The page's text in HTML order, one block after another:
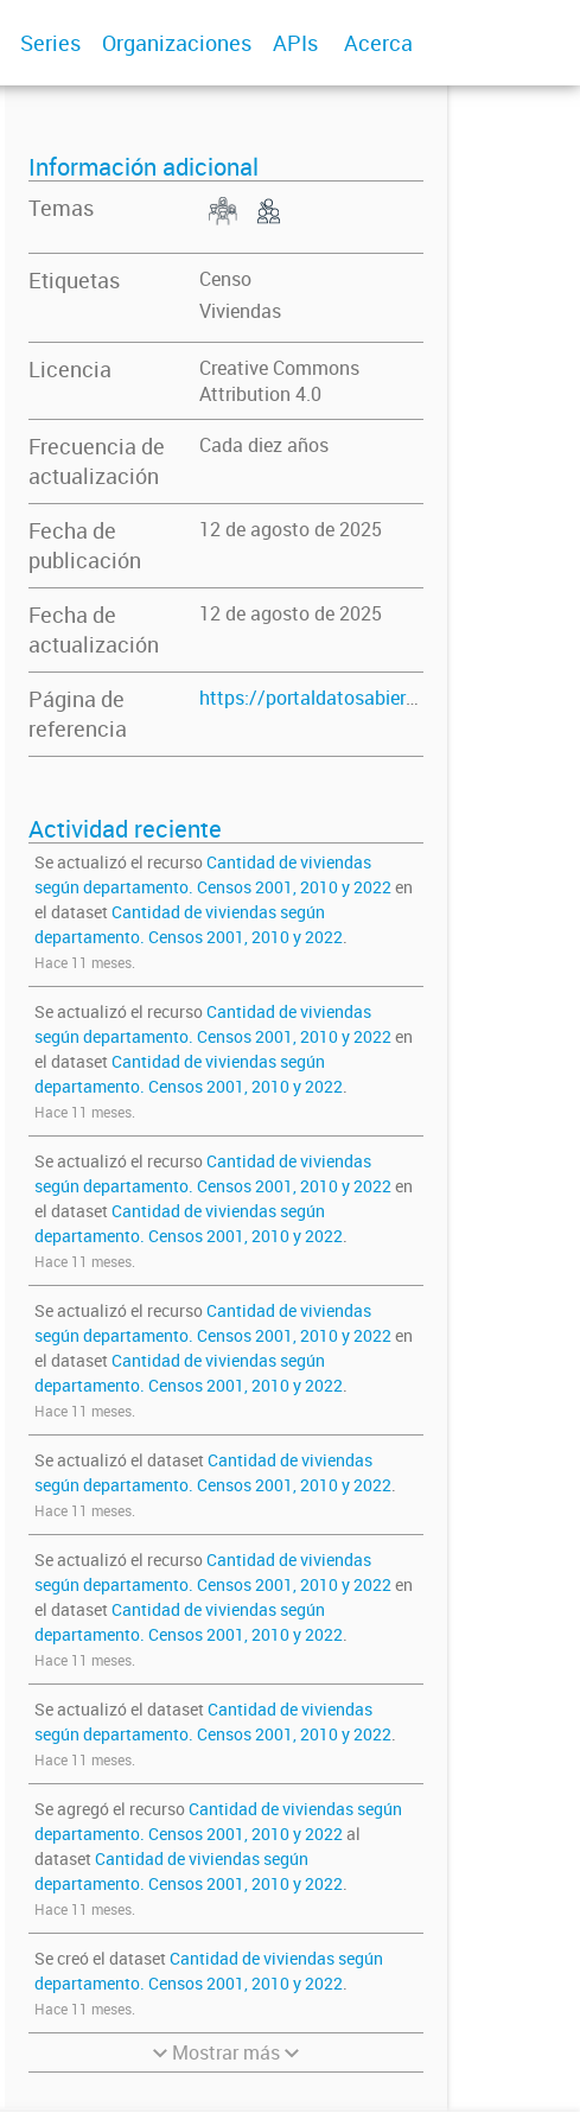
Series Organizaciones APIs Acerca
Información adicional
Temas
Etiquetas
Censo
Viviendas
Licencia
Creative Commons
Attribution 4.0
Frecuencia de
actualización
Cada diez años
Fecha de
publicación
12 de agosto de 2025
Fecha de
actualización
12 de agosto de 2025
Página de
referencia
https://portaldatosabiertos.neuquen.gov.ar/dataset/cantidad-de-viviendas-segun-departamento-censos-2001-2010-y-2022
Actividad reciente
Se actualizó el recursoCantidad de viviendas
según departamento. Censos 2001, 2010 y 2022en
el dataset Cantidad de viviendas según
departamento. Censos 2001, 2010 y 2022.
Hace 11 meses.
Se actualizó el recursoCantidad de viviendas
según departamento. Censos 2001, 2010 y 2022en
el dataset Cantidad de viviendas según
departamento. Censos 2001, 2010 y 2022.
Hace 11 meses.
Se actualizó el recursoCantidad de viviendas
según departamento. Censos 2001, 2010 y 2022en
el dataset Cantidad de viviendas según
departamento. Censos 2001, 2010 y 2022.
Hace 11 meses.
Se actualizó el recursoCantidad de viviendas
según departamento. Censos 2001, 2010 y 2022en
el dataset Cantidad de viviendas según
departamento. Censos 2001, 2010 y 2022.
Hace 11 meses.
Se actualizó el dataset Cantidad de viviendas
según departamento. Censos 2001, 2010 y 2022.
Hace 11 meses.
Se actualizó el recursoCantidad de viviendas
según departamento. Censos 2001, 2010 y 2022en
el dataset Cantidad de viviendas según
departamento. Censos 2001, 2010 y 2022.
Hace 11 meses.
Se actualizó el dataset Cantidad de viviendas
según departamento. Censos 2001, 2010 y 2022.
Hace 11 meses.
Se agregó el recursoCantidad de viviendas según
departamento. Censos 2001, 2010 y 2022al
dataset Cantidad de viviendas según
departamento. Censos 2001, 2010 y 2022.
Hace 11 meses.
Se creó el dataset Cantidad de viviendas según
departamento. Censos 2001, 2010 y 2022.
Hace 11 meses.
Mostrar más